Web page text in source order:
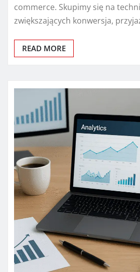
commerce. Skupimy się na
zwiększających konwersja,
READ MORE